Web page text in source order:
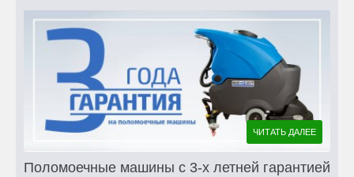
ЧИТАТЬ ДАЛЕЕ
Поломоечные машины с 3-х летней гарантией